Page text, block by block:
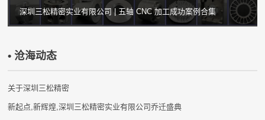
深圳三松精密实业有限公司 | 五轴 CNC 加工成功案例合集
• 沧海动态
关于深圳三松精密
新起点,新辉煌,深圳三松精密实业有限公司乔迁盛典